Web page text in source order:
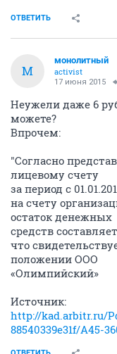
ОТВЕТИТЬ
М
монолитный
activist
17 июня 2015
Неужели даже 6
можете?
Впрочем:
"Согласно
лицевому счету
за период с
на счету
остаток денежных
средств
что
положении ООО
«Олимпийский»
Источник:
http://kad.arbitr.ru/
88540339e31f/A45-